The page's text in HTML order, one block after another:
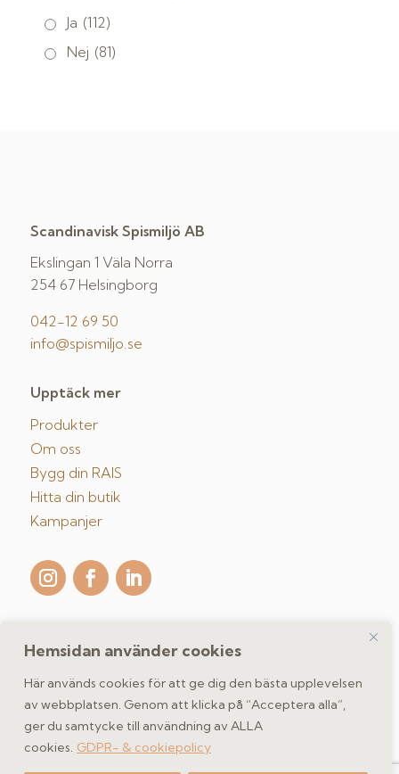
Hemsidan använder cookies
Här används cookies för att ge dig den bästa upplevelsen
av webbplatsen. Genom att klicka på “Acceptera alla”,
ger du samtycke till användning av ALLA
cookies. GDPR- & cookiepolicy
Ja (112)
Nej (81)
Scandinavisk Spismiljö AB
Ekslingan 1 Väla Norra
254 67 Helsingborg
042-12 69 50
info@spismiljo.se
Upptäck mer
Produkter
Om oss
Bygg din RAIS
Hitta din butik
Kampanjer
GDPR- & cookiepolicy